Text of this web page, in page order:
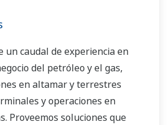
un caudal de experiencia en
del petróleo y el gas,
en altamar y terrestres
y operaciones en
Proveemos soluciones que